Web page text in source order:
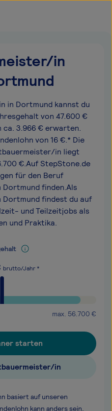
in
in Dortmund kannst du
von 47.600 €
ca. 3.966 € erwarten.
von 16 €.* Die
in liegt
€.Auf StepStone.de
für den Beruf
finden.Als
findest du auf
und Teilzeitjobs als
und Praktika.
brutto/Jahr *
max. 56.700 €
starten
in
basiert auf unseren
kann anders sein,